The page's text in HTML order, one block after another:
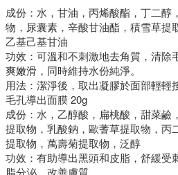
成份：水，甘油，丙烯酸酯，丁二醇
物，尿囊素，辛酸甘油酯，積雪草提
乙基己基甘油
功效：可溫和不刺激地去角質，清除
爽嫩滑，同時維持水份純淨。
用法：潔淨後，取出凝膠於面部輕輕
毛孔導出面膜 20g
成份：水，乙醇酸，扁桃酸，甜菜鹼
提取物，乳酸鈉，歐蓍草提取物，丙
提取物，萬壽菊提取物，泛醇
功效：有助導出黑頭和皮脂，舒緩受